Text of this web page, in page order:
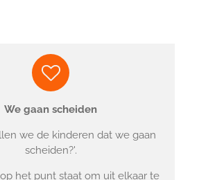
We gaan scheiden
we de kinderen dat we gaan
scheiden?'.
het punt staat om uit elkaar te